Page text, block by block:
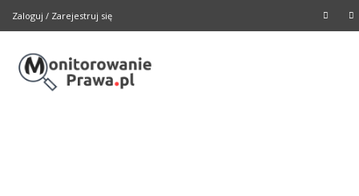
Zaloguj / Zarejestruj się